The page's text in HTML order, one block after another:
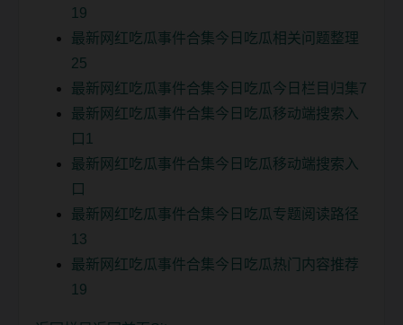
19
最新网红吃瓜事件合集今日吃瓜相关问题整理
25
最新网红吃瓜事件合集今日吃瓜今日栏目归集7
最新网红吃瓜事件合集今日吃瓜移动端搜索入
口1
最新网红吃瓜事件合集今日吃瓜移动端搜索入
口
最新网红吃瓜事件合集今日吃瓜专题阅读路径
13
最新网红吃瓜事件合集今日吃瓜热门内容推荐
19